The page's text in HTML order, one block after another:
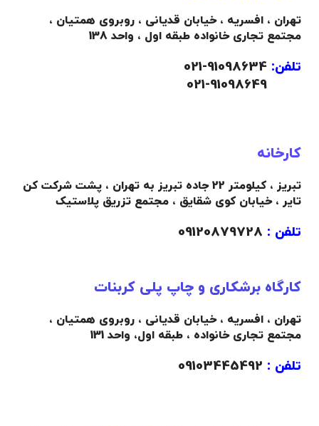
تهران ، افسریه ، خیابان قدیانی ، روبروی همتیان ،
مجتمع تجاری خانواده طبقه اول ، واحد 138
تلفن:
کارخانه
تبریز ، کیلومتر 22 جاده تبریز به تهران ، پشت شرکت کن
تایر ، خیابان کوی شقایق ، مجتمع تزریق پلاستیک
تلفن :
کارگاه برشکاری و چاپ پلی کربنات
تهران ، افسریه ، خیابان قدیانی ، روبروی همتیان ،
مجتمع تجاری خانواده ، طبقه اول، واحد 131
تلفن :